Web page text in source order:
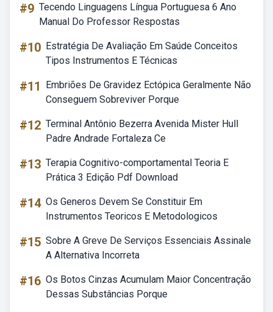
#9 Tecendo Linguagens Língua Portuguesa 6 Ano
Manual Do Professor Respostas
#10 Estratégia De Avaliação Em Saúde Conceitos
Tipos Instrumentos E Técnicas
#11
Embriões De Gravidez Ectópica Geralmente Não
Conseguem Sobreviver Porque
#12 Terminal Antônio Bezerra Avenida Mister Hull
Padre Andrade Fortaleza Ce
#13 Terapia Cognitivo-comportamental Teoria E
Prática 3 Edição Pdf Download
#14 Os Generos Devem Se Constituir Em
Instrumentos Teoricos E Metodologicos
#15 Sobre A Greve De Serviços Essenciais Assinale
A Alternativa Incorreta
#16 Os Botos Cinzas Acumulam Maior Concentração
Dessas Substâncias Porque